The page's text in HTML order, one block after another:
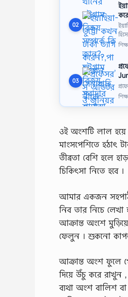
02
03
ওই অংশটি লাল
মাংসপেশিতে হঠাৎ
তীব্রতা বেশি হলে
চিকিৎসা নিতে হবে ।
আমার একজন
নিব তার নিচে
আক্রান্ত অংশে
ফেলুন । শুকনাে
আক্রান্ত অংশ ফুলে
দিয়ে উঁচু করে রাখুন ,
ব্যথা অংশ বালিশ